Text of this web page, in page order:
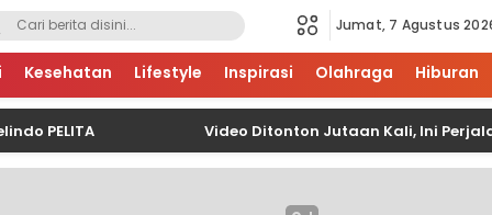
Jumat, 7 Agustus
Kesehatan Lifestyle Inspirasi Olahraga Hiburan
Video Ditonton Jutaan Kali, Ini Perjalanan